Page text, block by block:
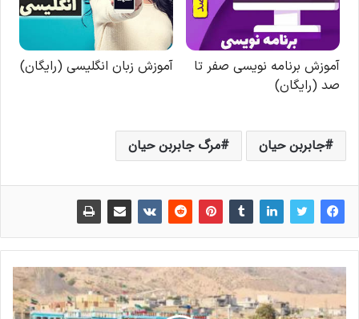
جابربن حیان مرگ جابربن حیان